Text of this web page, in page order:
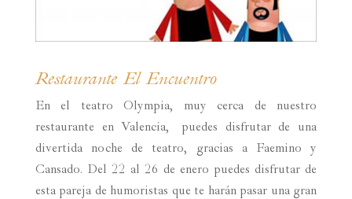
Restaurante El Encuentro
En el teatro Olympia, muy cerca de nuestro
restaurante en Valencia, puedes disfrutar de una
divertida noche de teatro, gracias a Faemino y
Cansado. Del 22 al 26 de enero puedes disfrutar de
esta pareja de humoristas que te harán pasar una gran